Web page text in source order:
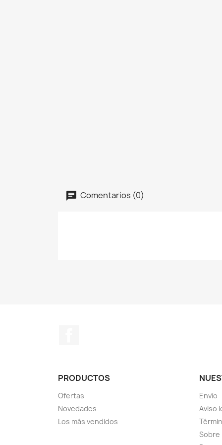
Comentarios (0)
PRODUCTOS
Ofertas
Novedades
Los más vendidos
Envío
Aviso